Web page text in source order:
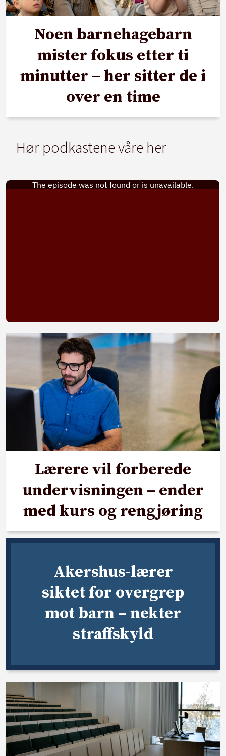
Noen barnehagebarn
mister fokus etter ti
minutter – her sitter de i
over en time
Hør podkastene våre her
Lærere vil forberede
undervisningen – ender
med kurs og rengjøring
Akershus-lærer
siktet for overgrep
mot barn – nekter
straffskyld